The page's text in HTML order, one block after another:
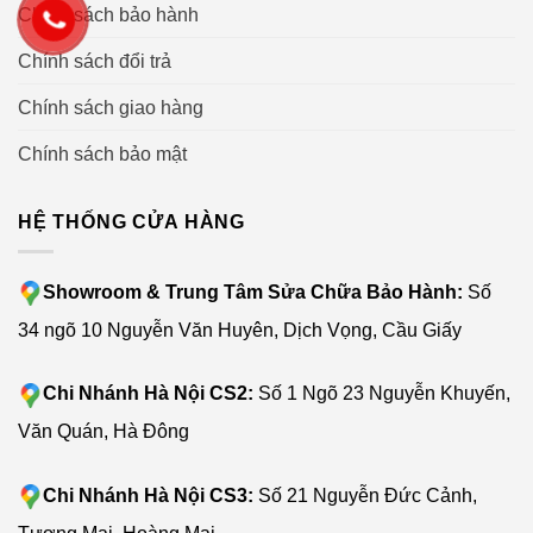
Chính sách bảo hành
Chính sách đổi trả
Chính sách giao hàng
Chính sách bảo mật
HỆ THỐNG CỬA HÀNG
Showroom & Trung Tâm Sửa Chữa Bảo Hành: Số
34 ngõ 10 Nguyễn Văn Huyên, Dịch Vọng, Cầu Giấy
Chi Nhánh Hà Nội CS2: Số 1 Ngõ 23 Nguyễn Khuyến,
Văn Quán, Hà Đông
Chi Nhánh Hà Nội CS3: Số 21 Nguyễn Đức Cảnh,